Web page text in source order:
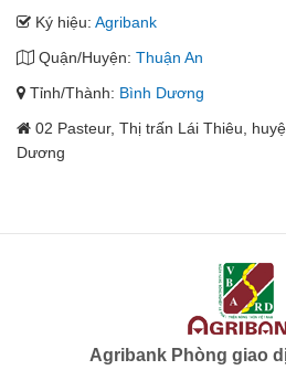
Ký hiệu: Agribank
Quận/Huyện: Thuận An
Tỉnh/Thành: Bình Dương
02 Pasteur, Thị trấn Lái Thiêu,
Dương
Agribank Phòng giao